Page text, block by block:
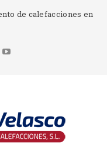
de calefacciones en